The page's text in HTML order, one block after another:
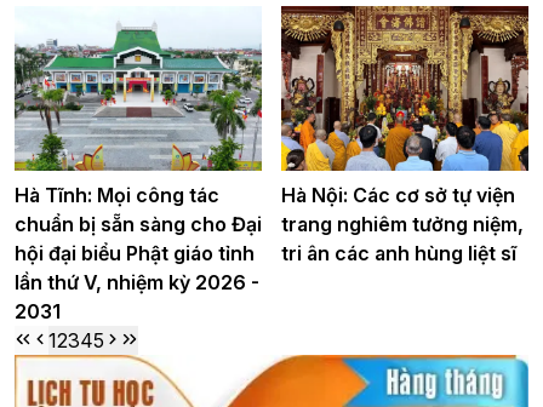
Hà Tĩnh: Mọi công tác
chuẩn bị sẵn sàng cho Đại
hội đại biểu Phật giáo tỉnh
lần thứ V, nhiệm kỳ 2026 -
2031
Hà Nội: Các cơ sở tự viện
trang nghiêm tưởng niệm,
tri ân các anh hùng liệt sĩ
12345